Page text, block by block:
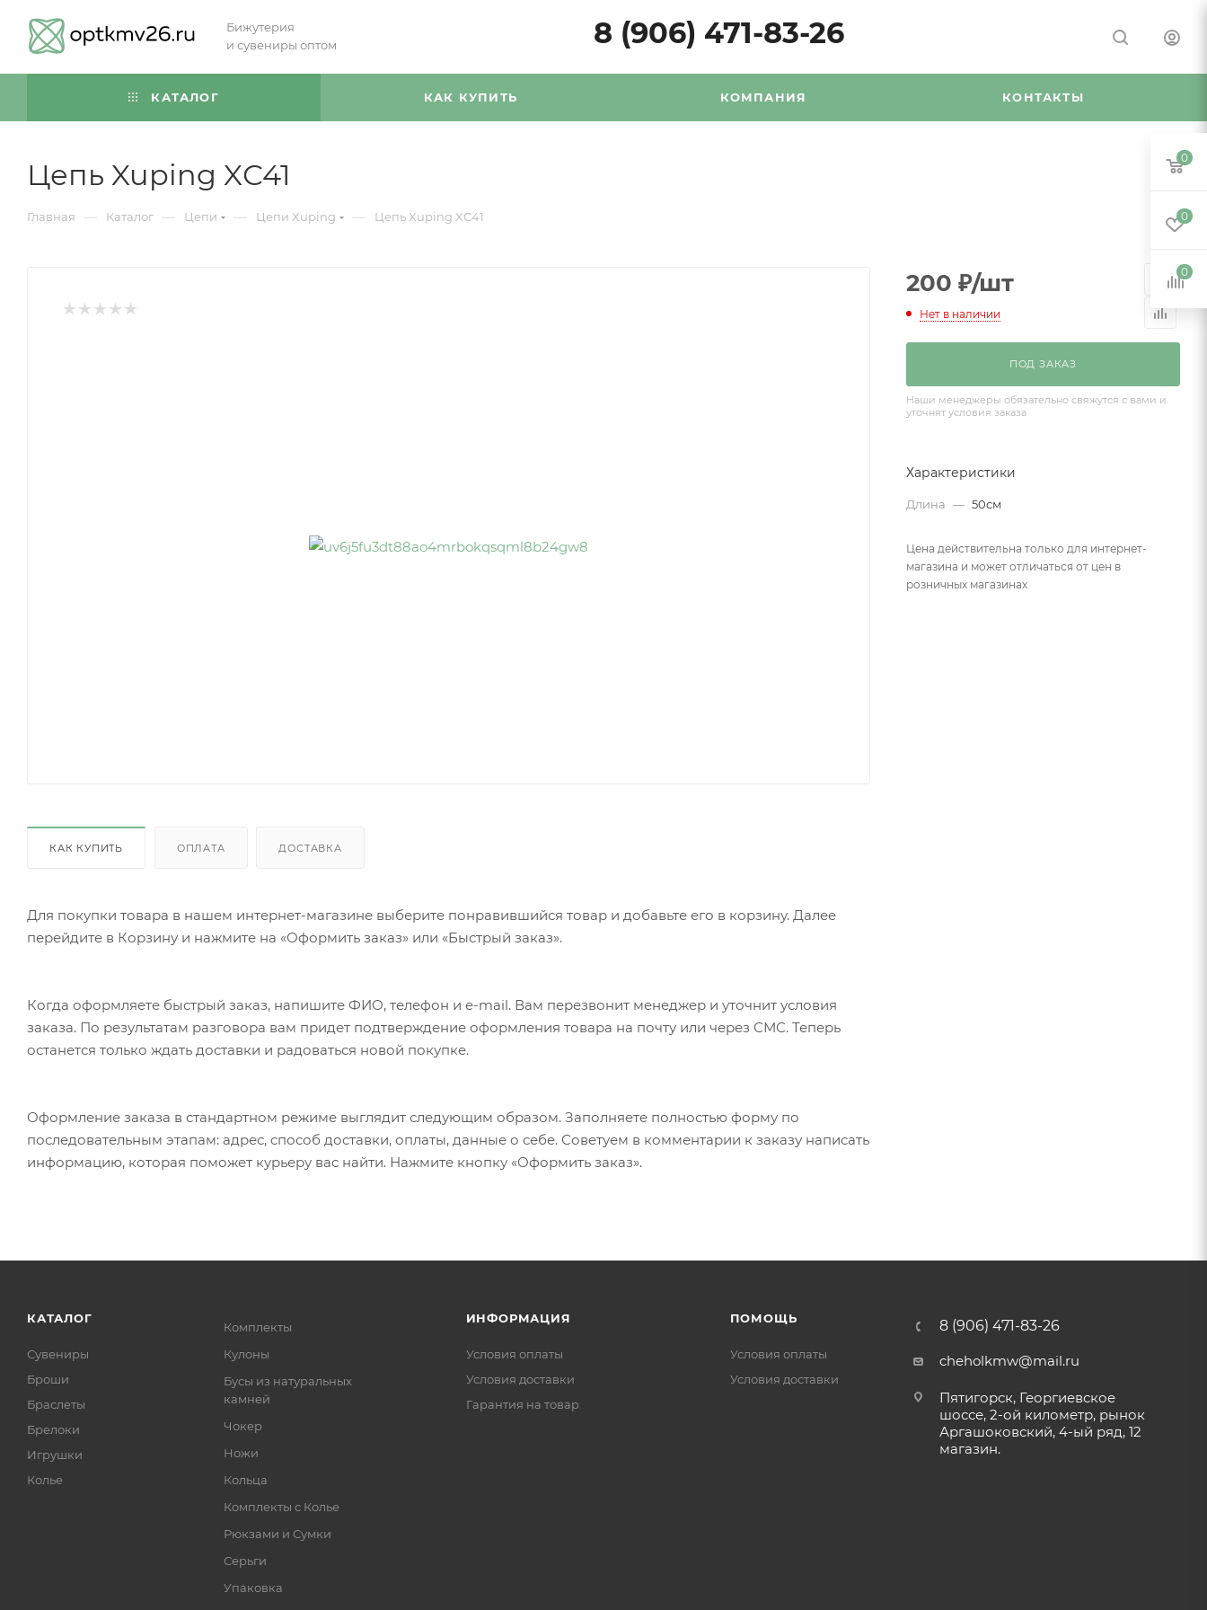
Бижутерия
и сувениры оптом
8 (906) 471-83-26
КАТАЛОГ КАК КУПИТЬ КОМПАНИЯ КОНТАКТЫ
Цепь Xuping XС41
Главная — Каталог — Цепи — Цепи Xuping — Цепь Xuping XС41
КАК КУПИТЬ ОПЛАТА ДОСТАВКА
Для покупки товара в нашем интернет-магазине выберите понравившийся товар и добавьте его в корзину. Далее
перейдите в Корзину и нажмите на «Оформить заказ» или «Быстрый заказ».
Когда оформляете быстрый заказ, напишите ФИО, телефон и e-mail. Вам перезвонит менеджер и уточнит условия
заказа. По результатам разговора вам придет подтверждение оформления товара на почту или через СМС. Теперь
останется только ждать доставки и радоваться новой покупке.
Оформление заказа в стандартном режиме выглядит следующим образом. Заполняете полностью форму по
последовательным этапам: адрес, способ доставки, оплаты, данные о себе. Советуем в комментарии к заказу написать
информацию, которая поможет курьеру вас найти. Нажмите кнопку «Оформить заказ».
200 ₽/шт
Нет в наличии
ПОД ЗАКАЗ
Наши менеджеры обязательно свяжутся с вами и
уточнят условия заказа
Характеристики
Длина — 50см
Цена действительна только для интернет-
магазина и может отличаться от цен в
розничных магазинах
КАТАЛОГ
Сувениры
Броши
Браслеты
Брелоки
Игрушки
Колье
Комплекты
Кулоны
Бусы из натуральных
камней
Чокер
Ножи
Кольца
Комплекты с Колье
Рюкзами и Сумки
Серьги
Упаковка
ИНФОРМАЦИЯ
Условия оплаты
Условия доставки
Гарантия на товар
ПОМОЩЬ
Условия оплаты
Условия доставки
8 (906) 471-83-26
cheholkmw@mail.ru
Пятигорск, Георгиевское
шоссе, 2-ой километр, рынок
Аргашоковский, 4-ый ряд, 12
магазин.
0
0
0